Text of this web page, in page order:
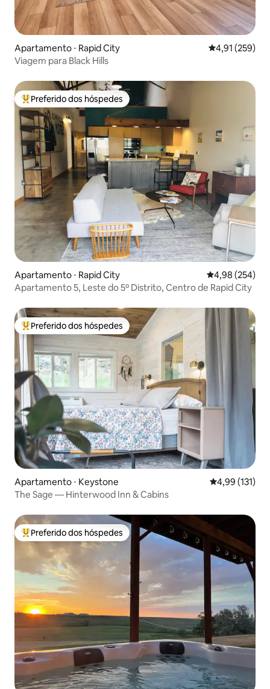
Apartamento ⋅ Rapid City 4,91 de uma
4,91 (259)
Viagem para Black Hills
Entre os melhores preferidos dos hóspedes
Preferido dos hóspedes
Apartamento ⋅ Rapid City 4,98 de uma
4,98 (254)
Apartamento 5, Leste do 5º Distrito, Centro de Rapid City
Entre os melhores preferidos dos hóspedes
Preferido dos hóspedes
Apartamento ⋅ Keystone 4,99 de uma
4,99 (131)
The Sage — Hinterwood Inn & Cabins
Entre os melhores preferidos dos hóspedes
Preferido dos hóspedes